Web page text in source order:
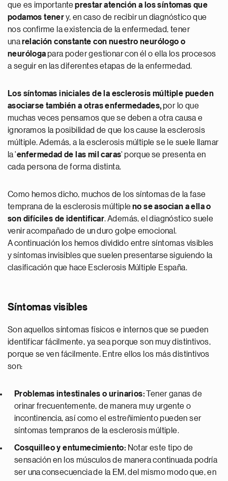
que es importanteprestar atención a los síntomas que
podamos tenery, en caso de recibir un diagnóstico que
nos confirme la existencia de la enfermedad, tener
unarelación constante con nuestro neurólogo o
neurólogapara poder gestionar con él o ella los procesos
a seguir en las diferentes etapas de la enfermedad.
Los síntomas iniciales de la esclerosis múltiple pueden
asociarse también a otras enfermedades,por lo que
muchas veces pensamos que se deben a otra causa e
ignoramos la posibilidad de que los cause la esclerosis
múltiple. Además, a la esclerosis múltiple se le suele llamar
la 'enfermedad de las mil caras' porque se presenta en
cada persona de forma distinta.
Como hemos dicho, muchos de los síntomas de la fase
temprana de la esclerosis múltiple no se asocian a ella o
son difíciles de identificar. Además, el diagnóstico suele
venir acompañado de un duro golpe emocional.
A continuación los hemos dividido entre síntomas visibles
y síntomas invisibles que suelen presentarse siguiendo la
clasificación que hace Esclerosis Múltiple España.
Síntomas visibles
Son aquellos síntomas físicos e internos que se pueden
identificar fácilmente, ya sea porque son muy distintivos,
porque se ven fácilmente. Entre ellos los más distintivos
son:
Problemas intestinales o urinarios:Tener ganas de
orinar frecuentemente, de manera muy urgente o
incontinencia, así como el estreñimiento pueden ser
síntomas tempranos de la esclerosis múltiple.
Cosquilleo y entumecimiento: Notar este tipo de
sensación en los músculos de manera continuada podría
ser una consecuencia de la EM, del mismo modo que, en